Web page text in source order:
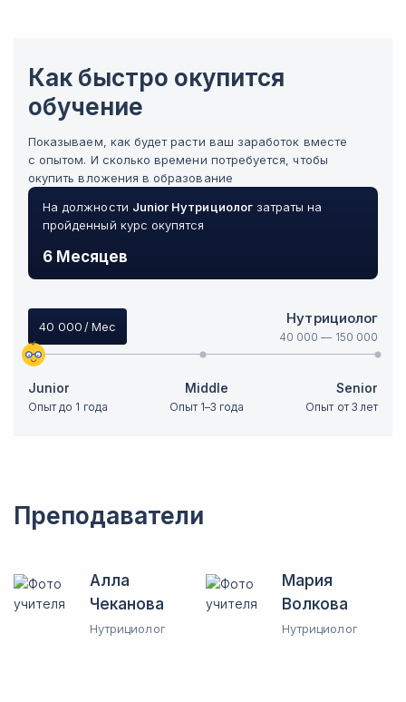
Как быстро окупится
обучение
Показываем, как будет расти ваш заработок вместе
с опытом. И сколько времени потребуется, чтобы
окупить вложения в образование
На должности Junior Нутрициологзатраты на
пройденный курс окупятся
6 Месяцев
40 000 / Мес Нутрициолог
40 000 — 150 000
Junior
Опыт до 1 года
Middle
Опыт 1–3 года
Senior
Опыт от 3 лет
Преподаватели
Алла
Чеканова
Нутрициолог
Мария
Волкова
Нутрициолог